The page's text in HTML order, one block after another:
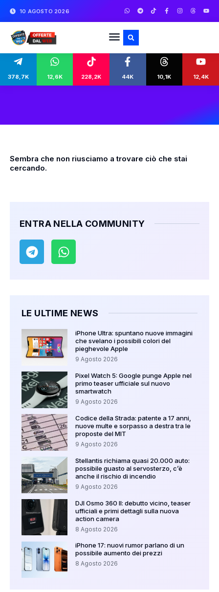
10 AGOSTO 2026
378,7K 12,6K 228,2K 44K 10,1K 12,4K
Sembra che non riusciamo a trovare ciò che stai
cercando.
ENTRA NELLA COMMUNITY
LE ULTIME NEWS
iPhone Ultra: spuntano nuove immagini
che svelano i possibili colori del
pieghevole Apple
9 Agosto 2026
Pixel Watch 5: Google punge Apple nel
primo teaser ufficiale sul nuovo
smartwatch
9 Agosto 2026
Codice della Strada: patente a 17 anni,
nuove multe e sorpasso a destra tra le
proposte del MIT
9 Agosto 2026
Stellantis richiama quasi 20.000 auto:
possibile guasto al servosterzo, c’è
anche il rischio di incendio
9 Agosto 2026
DJI Osmo 360 II: debutto vicino, teaser
ufficiali e primi dettagli sulla nuova
action camera
8 Agosto 2026
iPhone 17: nuovi rumor parlano di un
possibile aumento dei prezzi
8 Agosto 2026